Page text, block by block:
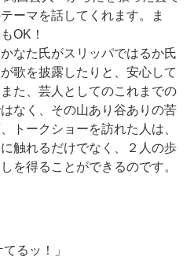
ーマを話してくれます。ま
OK！
なた氏がスリッパではるか氏
歌を披露したりと、安心して
た、芸人としてのこれまでの
なく、その山あり谷ありの苦
トークショーを訪れた人は、
触れるだけでなく、２人の歩
を得ることができるのです。
てるッ！」